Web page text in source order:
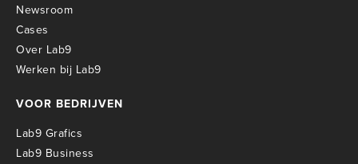
Newsroom
Cases
Over Lab9
Werken bij Lab9
VOOR BEDRIJVEN
Lab9 Grafics
Lab9 Business